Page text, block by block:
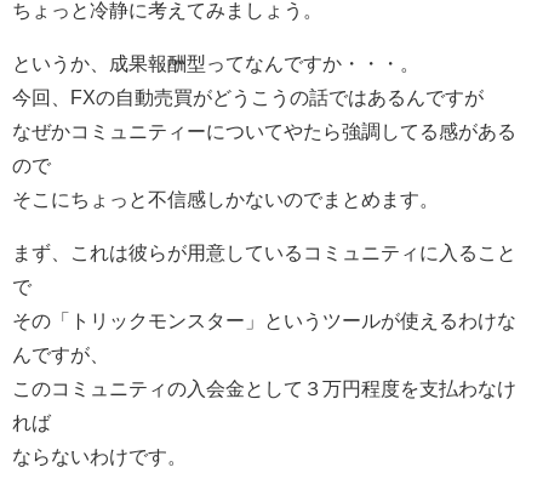
ちょっと冷静に考えてみましょう。
というか、成果報酬型ってなんですか・・・。
今回、FXの自動売買がどうこうの話ではあるんですが
なぜかコミュニティーについてやたら強調してる感がある
ので
そこにちょっと不信感しかないのでまとめます。
まず、これは彼らが用意しているコミュニティに入ること
で
その「トリックモンスター」というツールが使えるわけな
んですが、
このコミュニティの入会金として３万円程度を支払わなけ
れば
ならないわけです。